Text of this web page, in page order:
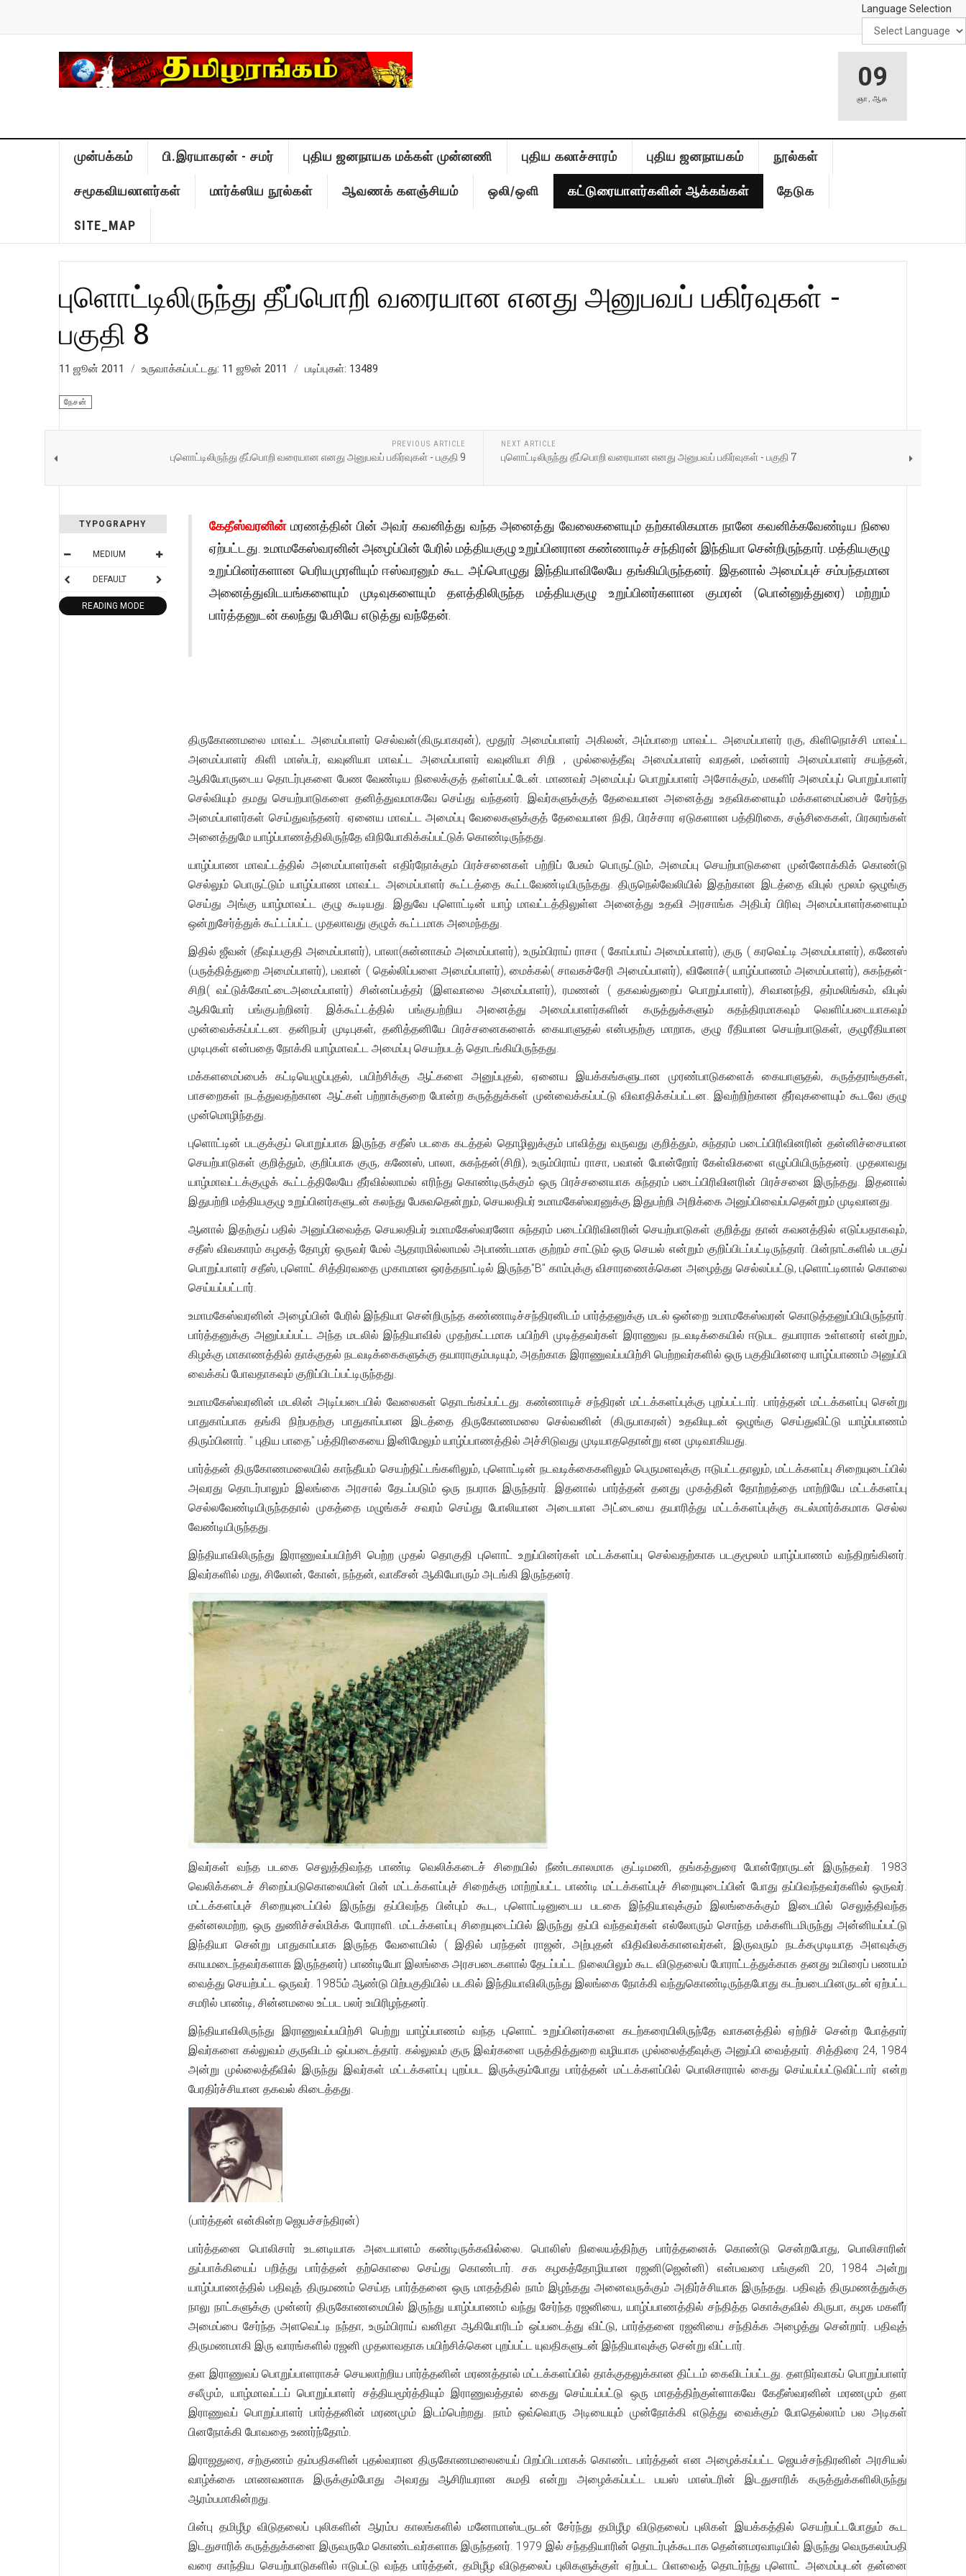
Language Selection
09
ஞா , ஆக
முன்பக்கம் பி.இரயாகரன் - சமர் புதிய ஜனநாயக மக்கள் முன்னணி புதிய கலாச்சாரம் புதிய ஜனநாயகம் நூல்கள்
சமூகவியலாளர்கள் மார்க்ஸிய நூல்கள் ஆவணக் களஞ்சியம் ஒலி/ஒளி கட்டுரையாளர்களின் ஆக்கங்கள் தேடுக
SITE_MAP
புளொட்டிலிருந்து தீப்பொறி வரையான எனது அனுபவப் பகிர்வுகள் -
பகுதி 8
11 ஜூன் 2011 உருவாக்கப்பட்டது: 11 ஜூன் 2011 படிப்புகள்: 13489
நேசன்
PREVIOUS ARTICLE
புளொட்டிலிருந்து தீப்பொறி வரையான எனது அனுபவப் பகிர்வுகள் - பகுதி 9
NEXT ARTICLE
புளொட்டிலிருந்து தீப்பொறி வரையான எனது அனுபவப் பகிர்வுகள் - பகுதி 7
TYPOGRAPHY
MEDIUM
DEFAULT
READING MODE
கேதீஸ்வரனின்மரணத்தின் பின் அவர் கவனித்து வந்த அனைத்து வேலைகளையும் தற்காலிகமாக நானே கவனிக்கவேண்டிய நிலை
ஏற்பட்டது. உமாமகேஸ்வரனின் அழைப்பின் பேரில் மத்தியகுழு உறுப்பினரான கண்ணாடிச் சந்திரன் இந்தியா சென்றிருந்தார். மத்தியகுழு
உறுப்பினர்களான பெரியமுரளியும் ஈஸ்வரனும் கூட அப்பொழுது இந்தியாவிலேயே தங்கியிருந்தனர். இதனால் அமைப்புச் சம்பந்தமான
அனைத்துவிடயங்களையும் முடிவுகளையும் தளத்திலிருந்த மத்தியகுழு உறுப்பினர்களான குமரன் (பொன்னுத்துரை) மற்றும்
பார்த்தனுடன் கலந்து பேசியே எடுத்து வந்தேன்.
திருகோணமலை மாவட்ட அமைப்பாளர் செல்வன்(கிருபாகரன்), மூதூர் அமைப்பாளர் அகிலன், அம்பாறை மாவட்ட அமைப்பாளர் ரகு, கிளிநொச்சி மாவட்ட
அமைப்பாளர் கிளி மாஸ்டர், வவுனியா மாவட்ட அமைப்பாளர் வவுனியா சிறி , முல்லைத்தீவு அமைப்பாளர் வரதன், மன்னார் அமைப்பாளர் சயந்தன்,
ஆகியோருடைய தொடர்புகளை பேண வேண்டிய நிலைக்குத் தள்ளப்பட்டேன். மாணவர் அமைப்புப் பொறுப்பாளர் அசோக்கும், மகளிர் அமைப்புப் பொறுப்பாளர்
செல்வியும் தமது செயற்பாடுகளை தனித்துவமாகவே செய்து வந்தனர். இவர்களுக்குத் தேவையான அனைத்து உதவிகளையும் மக்களமைப்பைச் சேர்ந்த
அமைப்பாளர்கள் செய்துவந்தனர். ஏனைய மாவட்ட அமைப்பு வேலைகளுக்குத் தேவையான நிதி, பிரச்சார ஏடுகளான பத்திரிகை, சஞ்சிகைகள், பிரசுரங்கள்
அனைத்துமே யாழ்ப்பாணத்திலிருந்தே விநியோகிக்கப்பட்டுக் கொண்டிருந்தது.
யாழ்ப்பாண மாவட்டத்தில் அமைப்பாளர்கள் எதிர்நோக்கும் பிரச்சனைகள் பற்றிப் பேசும் பொருட்டும், அமைப்பு செயற்பாடுகளை முன்னோக்கிக் கொண்டு
செல்லும் பொருட்டும் யாழ்ப்பாண மாவட்ட அமைப்பாளர் கூட்டத்தை கூட்டவேண்டியிருந்தது. திருநெல்வேலியில் இதற்கான இடத்தை விபுல் மூலம் ஒழுங்கு
செய்து அங்கு யாழ்மாவட்ட குழு கூடியது. இதுவே புளொட்டின் யாழ் மாவட்டத்திலுள்ள அனைத்து உதவி அரசாங்க அதிபர் பிரிவு அமைப்பாளர்களையும்
ஒன்றுசேர்த்துக் கூட்டப்பட்ட முதலாவது குழுக் கூட்டமாக அமைந்தது.
இதில் ஜீவன் (தீவுப்பகுதி அமைப்பாளர்), பாலா(சுன்னாகம் அமைப்பாளர்), உரும்பிராய் ராசா ( கோப்பாய் அமைப்பாளர்), குரு ( கரவெட்டி அமைப்பாளர்), கணேஸ்
(பருத்தித்துறை அமைப்பாளர்), பவான் ( தெல்லிப்பளை அமைப்பாளர்), மைக்கல்( சாவகச்சேரி அமைப்பாளர்), வினோச்( யாழ்ப்பாணம் அமைப்பாளர்), சுகந்தன்-
சிறி( வட்டுக்கோட்டைஅமைப்பாளர்) சின்னப்பத்தர் (இளவாலை அமைப்பாளர்), ரமணன் ( தகவல்துறைப் பொறுப்பாளர்), சிவானந்தி, தர்மலிங்கம், விபுல்
ஆகியோர் பங்குபற்றினர். இக்கூட்டத்தில் பங்குபற்றிய அனைத்து அமைப்பாளர்களின் கருத்துக்களும் சுதந்திரமாகவும் வெளிப்படையாகவும்
முன்வைக்கப்பட்டன. தனிநபர் முடிபுகள், தனித்தனியே பிரச்சனைகளைக் கையாளுதல் என்பதற்கு மாறாக, குழு ரீதியான செயற்பாடுகள், குழுரீதியான
முடிபுகள் என்பதை நோக்கி யாழ்மாவட்ட அமைப்பு செயற்படத் தொடங்கியிருந்தது.
மக்களமைப்பைக் கட்டியெழுப்புதல், பயிற்சிக்கு ஆட்களை அனுப்புதல், ஏனைய இயக்கங்களுடான முரண்பாடுகளைக் கையாளுதல், கருத்தரங்குகள்,
பாசறைகள் நடத்துவதற்கான ஆட்கள் பற்றாக்குறை போன்ற கருத்துக்கள் முன்வைக்கப்பட்டு விவாதிக்கப்பட்டன. இவற்றிற்கான தீர்வுகளையும் கூடவே குழு
முன்மொழிந்தது.
புளொட்டின் படகுக்குப் பொறுப்பாக இருந்த சதீஸ் படகை கடத்தல் தொழிலுக்கும் பாவித்து வருவது குறித்தும், சுந்தரம் படைப்பிரிவினரின் தன்னிச்சையான
செயற்பாடுகள் குறித்தும், குறிப்பாக குரு, கணேஸ், பாலா, சுகந்தன்(சிறி), உரும்பிராய் ராசா, பவான் போன்றோர் கேள்விகளை எழுப்பியிருந்தனர். முதலாவது
யாழ்மாவட்டக்குழுக் கூட்டத்திலேயே தீர்வில்லாமல் எரிந்து கொண்டிருக்கும் ஒரு பிரச்சனையாக சுந்தரம் படைப்பிரிவினரின் பிரச்சனை இருந்தது. இதனால்
இதுபற்றி மத்தியகுழு உறுப்பினர்களுடன் கலந்து பேசுவதென்றும், செயலதிபர் உமாமகேஸ்வரனுக்கு இதுபற்றி அறிக்கை அனுப்பிவைப்பதென்றும் முடிவானது.
ஆனால் இதற்குப் பதில் அனுப்பிவைத்த செயலதிபர் உமாமகேஸ்வரனோ சுந்தரம் படைப்பிரிவினரின் செயற்பாடுகள் குறித்து தான் கவனத்தில் எடுப்பதாகவும்,
சதீஸ் விவகாரம் கழகத் தோழர் ஒருவர் மேல் ஆதாரமில்லாமல் அபாண்டமாக குற்றம் சாட்டும் ஒரு செயல் என்றும் குறிப்பிடப்பட்டிருந்தார். பின்நாட்களில் படகுப்
பொறுப்பாளர் சதீஸ், புளொட் சித்திரவதை முகாமான ஒரத்தநாட்டில் இருந்த"B" காம்புக்கு விசாரணைக்கென அழைத்து செல்லப்பட்டு, புளொட்டினால் கொலை
செய்யப்பட்டார்.
உமாமகேஸ்வரனின் அழைப்பின் பேரில் இந்தியா சென்றிருந்த கண்ணாடிச்சந்திரனிடம் பார்த்தனுக்கு மடல் ஒன்றை உமாமகேஸ்வரன் கொடுத்தனுப்பியிருந்தார்.
பார்த்தனுக்கு அனுப்பப்பட்ட அந்த மடலில் இந்தியாவில் முதற்கட்டமாக பயிற்சி முடித்தவர்கள் இராணுவ நடவடிக்கையில் ஈடுபட தயாராக உள்ளனர் என்றும்,
கிழக்கு மாகாணத்தில் தாக்குதல் நடவடிக்கைகளுக்கு தயாராகும்படியும், அதற்காக இராணுவப்பயிற்சி பெற்றவர்களில் ஒரு பகுதியினரை யாழ்ப்பாணம் அனுப்பி
வைக்கப் போவதாகவும் குறிப்பிடப்பட்டிருந்தது.
உமாமகேஸ்வரனின் மடலின் அடிப்படையில் வேலைகள் தொடங்கப்பட்டது. கண்ணாடிச் சந்திரன் மட்டக்களப்புக்கு புறப்பட்டார். பார்த்தன் மட்டக்களப்பு சென்று
பாதுகாப்பாக தங்கி நிற்பதற்கு பாதுகாப்பான இடத்தை திருகோணமலை செல்வனின் (கிருபாகரன்) உதவியுடன் ஒழுங்கு செய்துவிட்டு யாழ்ப்பாணம்
திரும்பினார். " புதிய பாதை" பத்திரிகையை இனிமேலும் யாழ்ப்பாணத்தில் அச்சிடுவது முடியாததொன்று என முடிவாகியது.
பார்த்தன் திருகோணமலையில் காந்தீயம் செயற்திட்டங்களிலும், புளொட்டின் நடவடிக்கைகளிலும் பெருமளவுக்கு ஈடுபட்டதாலும், மட்டக்களப்பு சிறையுடைப்பில்
அவரது தொடர்பாலும் இலங்கை அரசால் தேடப்படும் ஒரு நபராக இருந்தார். இதனால் பார்த்தன் தனது முகத்தின் தோற்றத்தை மாற்றியே மட்டக்களப்பு
செல்லவேண்டியிருந்ததால் முகத்தை மழுங்கச் சவரம் செய்து போலியான அடையாள அட்டையை தயாரித்து மட்டக்களப்புக்கு கடல்மார்க்கமாக செல்ல
வேண்டியிருந்தது.
இந்தியாவிலிருந்து இராணுவப்பயிற்சி பெற்ற முதல் தொகுதி புளொட் உறுப்பினர்கள் மட்டக்களப்பு செல்வதற்காக படகுமூலம் யாழ்ப்பாணம் வந்திறங்கினர்.
இவர்களில் மது, சிலோன், கோன், நந்தன், வாகீசன் ஆகியோரும் அடங்கி இருந்தனர்.
இவர்கள் வந்த படகை செலுத்திவந்த பாண்டி வெலிக்கடைச் சிறையில் நீண்டகாலமாக குட்டிமணி, தங்கத்துரை போன்றோருடன் இருந்தவர். 1983
வெலிக்கடைச் சிறைப்படுகொலையின் பின் மட்டக்களப்புச் சிறைக்கு மாற்றப்பட்ட பாண்டி மட்டக்களப்புச் சிறையுடைப்பின் போது தப்பிவந்தவர்களில் ஒருவர்.
மட்டக்களப்புச் சிறையுடைப்பில் இருந்து தப்பிவந்த பின்பும் கூட, புளொட்டினுடைய படகை இந்தியாவுக்கும் இலங்கைக்கும் இடையில் செலுத்திவந்த
தன்னலமற்ற, ஒரு துணிச்சல்மிக்க போராளி. மட்டக்களப்பு சிறையுடைப்பில் இருந்து தப்பி வந்தவர்கள் எல்லோரும் சொந்த மக்களிடமிருந்து அன்னியப்பட்டு
இந்தியா சென்று பாதுகாப்பாக இருந்த வேளையில் ( இதில் பரந்தன் ராஜன், அற்புதன் விதிவிலக்கானவர்கள், இருவரும் நடக்கமுடியாத அளவுக்கு
காயமடைந்தவர்களாக இருந்தனர்) பாண்டியோ இலங்கை அரசபடைகளால் தேடப்பட்ட நிலையிலும் கூட விடுதலைப் போராட்டத்துக்காக தனது உயிரைப் பணயம்
வைத்து செயற்பட்ட ஒருவர். 1985ம் ஆண்டு பிற்பகுதியில் படகில் இந்தியாவிலிருந்து இலங்கை நோக்கி வந்துகொண்டிருந்தபோது கடற்படையினருடன் ஏற்பட்ட
சமரில் பாண்டி, சின்னமலை உட்பட பலர் உயிரிழந்தனர்.
இந்தியாவிலிருந்து இராணுவப்பயிற்சி பெற்று யாழ்ப்பாணம் வந்த புளொட் உறுப்பினர்களை கடற்கரையிலிருந்தே வாகனத்தில் ஏற்றிச் சென்ற போத்தார்
இவர்களை கல்லுவம் குருவிடம் ஒப்படைத்தார். கல்லுவம் குரு இவர்களை பருத்தித்துறை வழியாக முல்லைத்தீவுக்கு அனுப்பி வைத்தார். சித்திரை 24, 1984
அன்று முல்லைத்தீவில் இருந்து இவர்கள் மட்டக்களப்பு புறப்பட இருக்கும்போது பார்த்தன் மட்டக்களப்பில் பொலிசாரால் கைது செய்யப்பட்டுவிட்டார் என்ற
பேரதிர்ச்சியான தகவல் கிடைத்தது.
(பார்த்தன் என்கின்ற ஜெயச்சந்திரன்)
பார்த்தனை பொலிசார் உடனடியாக அடையாளம் கண்டிருக்கவில்லை. பொலிஸ் நிலையத்திற்கு பார்த்தனைக் கொண்டு சென்றபோது, பொலிசாரின்
துப்பாக்கியைப் பறித்து பார்த்தன் தற்கொலை செய்து கொண்டார். சக கழகத்தோழியான ரஜனி(ஜென்னி) என்பவரை பங்குனி 20, 1984 அன்று
யாழ்ப்பாணத்தில் பதிவுத் திருமணம் செய்த பார்த்தனை ஒரு மாதத்தில் நாம் இழந்தது அனைவருக்கும் அதிர்ச்சியாக இருந்தது. பதிவுத் திருமணத்துக்கு
நாலு நாட்களுக்கு முன்னர் திருகோணமையில் இருந்து யாழ்ப்பாணம் வந்து சேர்ந்த ரஜனியை, யாழ்ப்பாணத்தில் சந்தித்த கொக்குவில் கிருபா, கழக மகளீர்
அமைப்பை சேர்ந்த அளவெட்டி நந்தா, உரும்பிராய் வனிதா ஆகியோரிடம் ஒப்படைத்து விட்டு, பார்த்தனை ரஜனியை சந்திக்க அழைத்து சென்றார். பதிவுத்
திருமணமாகி இரு வாரங்களில் ரஜனி முதலாவதாக பயிற்சிக்கென புறப்பட்ட யுவதிகளுடன் இந்தியாவுக்கு சென்று விட்டார்.
தள இராணுவப் பொறுப்பாளராகச் செயலாற்றிய பார்த்தனின் மரணத்தால் மட்டக்களப்பில் தாக்குதலுக்கான திட்டம் கைவிடப்பட்டது. தளநிர்வாகப் பொறுப்பாளர்
சலீமும், யாழ்மாவட்டப் பொறுப்பாளர் சத்தியமூர்த்தியும் இராணுவத்தால் கைது செய்யப்பட்டு ஒரு மாதத்திற்குள்ளாகவே கேதீஸ்வரனின் மரணமும் தள
இராணுவப் பொறுப்பாளர் பார்த்தனின் மரணமும் இடம்பெற்றது. நாம் ஒவ்வொரு அடியையும் முன்நோக்கி எடுத்து வைக்கும் போதெல்லாம் பல அடிகள்
பினநோக்கி போவதை உணர்ந்தோம்.
இராஜதுரை, சற்குணம் தம்பதிகளின் புதல்வரான திருகோணமலையைப் பிறப்பிடமாகக் கொண்ட பார்த்தன் என அழைக்கப்பட்ட ஜெயச்சந்திரனின் அரசியல்
வாழ்க்கை மாணவனாக இருக்கும்போது அவரது ஆசிரியரான சுமதி என்று அழைக்கப்பட்ட பயஸ் மாஸ்டரின் இடதுசாரிக் கருத்துக்களிலிருந்து
ஆரம்பமாகின்றது.
பின்பு தமிழீழ விடுதலைப் புலிகளின் ஆரம்ப காலங்களில் மனோமாஸ்டருடன் சேர்ந்து தமிழீழ விடுதலைப் புலிகள் இயக்கத்தில் செயற்பட்டபோதும் கூட
இடதுசாரிக் கருத்துக்களை இருவருமே கொண்டவர்களாக இருந்தனர். 1979 இல் சந்ததியாரின் தொடர்புக்கூடாக தென்னமரவாடியில் இருந்து வெருகலம்பதி
வரை காந்திய செயற்பாடுகளில் ஈடுபட்டு வந்த பார்த்தன், தமிழீழ விடுதலைப் புலிகளுக்குள் ஏற்பட்ட பிளவைத் தொடர்ந்து புளொட் அமைப்புடன் தன்னை